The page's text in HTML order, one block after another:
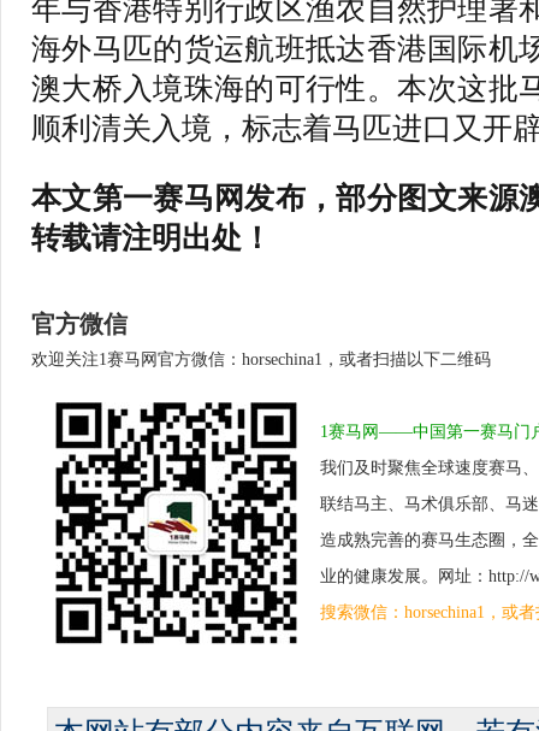
年与香港特别行政区渔农自然护理署
海外马匹的货运航班抵达香港国际机
澳大桥入境珠海的可行性。本次这批
顺利清关入境，标志着马匹进口又开
本文第一赛马网发布，部分图文来源
转载请注明出处！
官方微信
欢迎关注1赛马网官方微信：horsechina1，或者扫描以下二维码
1赛马网——中国第一赛马门
我们及时聚焦全球速度赛马
联结马主、马术俱乐部、马
造成熟完善的赛马生态圈，
业的健康发展。网址：http://
搜索微信：horsechina1，或